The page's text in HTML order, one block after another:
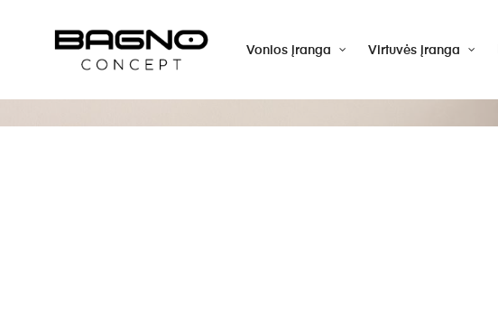
Vonios įranga Virtuvės įranga